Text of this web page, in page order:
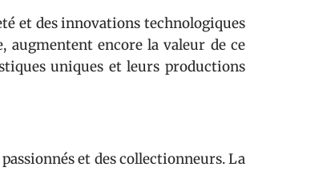
et des innovations technologiques
augmentent encore la valeur de ce
uniques et leurs productions
et des collectionneurs. La